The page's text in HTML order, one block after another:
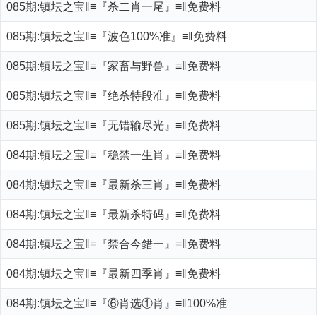
085期:镇坛之宝‖≡『杀二肖一尾』≡‖免费料
085期:镇坛之宝‖≡『波色100%准』≡‖免费料
085期:镇坛之宝‖≡『家畜与野兽』≡‖免费料
085期:镇坛之宝‖≡『绝杀特段准』≡‖免费料
085期:镇坛之宝‖≡『无错输尽光』≡‖免费料
084期:镇坛之宝‖≡『稳禁一生肖』≡‖免费料
084期:镇坛之宝‖≡『最新杀三肖』≡‖免费料
084期:镇坛之宝‖≡『最新杀特码』≡‖免费料
084期:镇坛之宝‖≡『禁合今錯一』≡‖免费料
084期:镇坛之宝‖≡『最新四季肖』≡‖免费料
084期:镇坛之宝‖≡『⑥肖选①肖』≡‖100%准